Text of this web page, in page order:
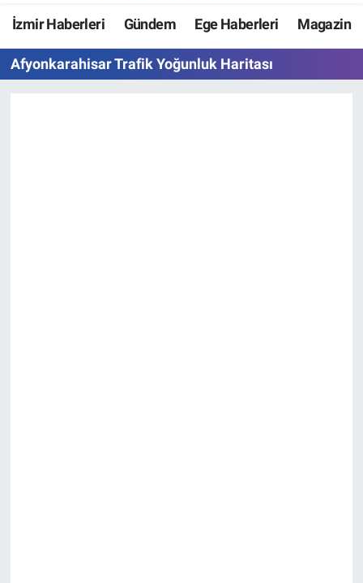
İzmir Haberleri Gündem Ege Haberleri Magazin
Afyonkarahisar Trafik Yoğunluk Haritası
Resmi İlanlar
Resmi Reklam